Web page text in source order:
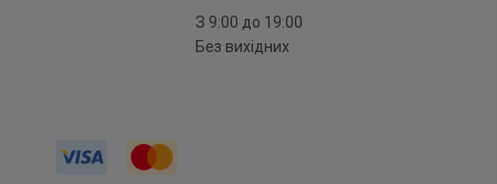
З 9:00 до 19:00
Без вихідних